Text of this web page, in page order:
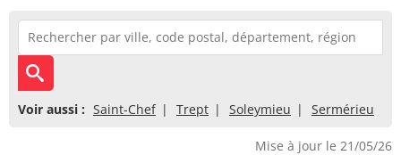
Voir aussi : Saint-Chef Trept Soleymieu Sermérieu
Mise à jour le 21/05/26